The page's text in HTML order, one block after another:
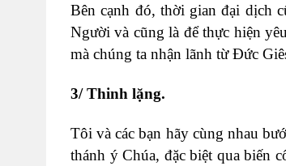
Bên cạnh đó, thời gian đại dịch
Người và cũng là để thực hiện
mà chúng ta nhận lãnh từ Đức
3/ Thinh lặng.
Tôi và các bạn hãy cùng nhau
thánh ý Chúa, đặc biệt qua biến